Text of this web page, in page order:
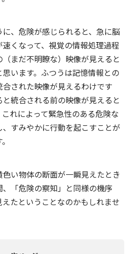
、危険が感じられると、急に脳
くなって、視覚の情報処理過程
まだ不明瞭な）映像が見えると
います。ふつうは記憶情報との
された映像が見えるわけです
統合される前の映像が見えると
れによって緊急性のある危険な
すみやかに行動を起こすことが
い物体の断面が一瞬見えたとき
「危険の察知」と同様の機序
たということなのかもしれませ